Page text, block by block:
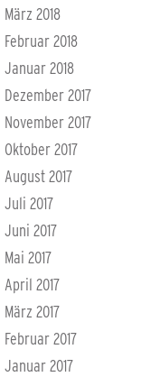
März 2018
Februar 2018
Januar 2018
Dezember 2017
November 2017
Oktober 2017
August 2017
Juli 2017
Juni 2017
Mai 2017
April 2017
März 2017
Februar 2017
Januar 2017